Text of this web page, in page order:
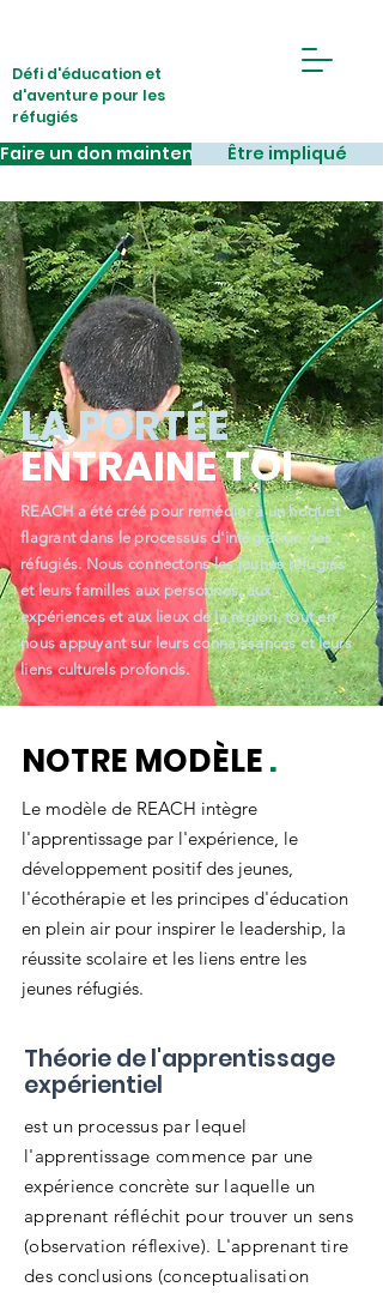
Défi d'éducation et
d'aventure pour les
réfugiés
Faire un don maintenant Être impliqué
LA PORTÉE
ENTRAINE TOI
REACH a été créé pour remédier à un hoquet
flagrant dans le processus d'intégration des
réfugiés. Nous connectons les jeunes réfugiés
et leurs familles aux personnes, aux
expériences et aux lieux de la région, tout en
nous appuyant sur leurs connaissances et leurs
liens culturels profonds.
NOTRE MODÈLE.
Le modèle de REACH intègre
l'apprentissage par l'expérience, le
développement positif des jeunes,
l'écothérapie et les principes d'éducation
en plein air pour inspirer le leadership, la
réussite scolaire et les liens entre les
jeunes réfugiés.
Théorie de l'apprentissage
expérientiel
est un processus par lequel
l'apprentissage commence par une
expérience concrète sur laquelle un
apprenant réfléchit pour trouver un sens
(observation réflexive). L'apprenant tire
des conclusions (conceptualisation